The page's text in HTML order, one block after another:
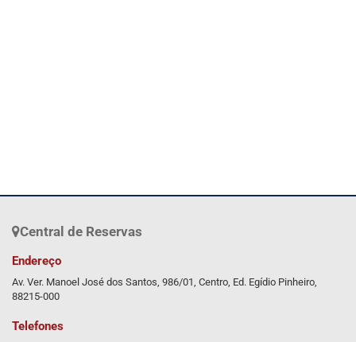
Central de Reservas
Endereço
Av. Ver. Manoel José dos Santos, 986/01, Centro, Ed. Egídio Pinheiro,
88215-000
Telefones